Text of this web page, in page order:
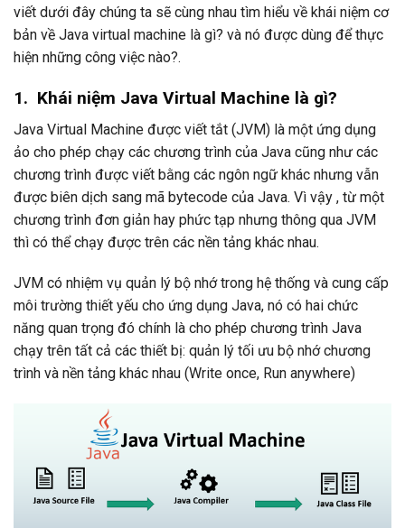
viết dưới đây chúng ta sẽ cùng nhau tìm hiểu về khái niệm cơ
bản về Java virtual machine là gì? và nó được dùng để thực
hiện những công việc nào?.
1. Khái niệm Java Virtual Machine là gì?
Java Virtual Machine được viết tắt (JVM) là một ứng dụng
ảo cho phép chạy các chương trình của Java cũng như các
chương trình được viết bằng các ngôn ngữ khác nhưng vẫn
được biên dịch sang mã bytecode của Java. Vì vậy , từ một
chương trình đơn giản hay phức tạp nhưng thông qua JVM
thì có thể chạy được trên các nền tảng khác nhau.
JVM có nhiệm vụ quản lý bộ nhớ trong hệ thống và cung cấp
môi trường thiết yếu cho ứng dụng Java, nó có hai chức
năng quan trọng đó chính là cho phép chương trình Java
chạy trên tất cả các thiết bị: quản lý tối ưu bộ nhớ chương
trình và nền tảng khác nhau (Write once, Run anywhere)